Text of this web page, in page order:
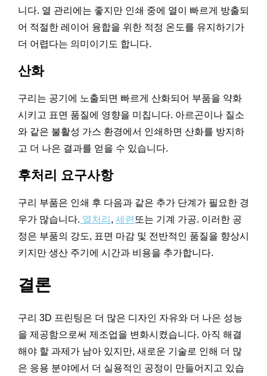
니다. 열 관리에는 좋지만 인쇄 중에 열이 빠르게 방출되
어 적절한 레이어 융합을 위한 적정 온도를 유지하기가
더 어렵다는 의미이기도 합니다.
산화
구리는 공기에 노출되면 빠르게 산화되어 부품을 약화
시키고 표면 품질에 영향을 미칩니다. 아르곤이나 질소
와 같은 불활성 가스 환경에서 인쇄하면 산화를 방지하
고 더 나은 결과를 얻을 수 있습니다.
후처리 요구사항
구리 부품은 인쇄 후 다음과 같은 추가 단계가 필요한 경
우가 많습니다. 열처리 , 세련 또는 기계 가공. 이러한 공
정은 부품의 강도, 표면 마감 및 전반적인 품질을 향상시
키지만 생산 주기에 시간과 비용을 추가합니다.
결론
구리 3D 프린팅은 더 많은 디자인 자유와 더 나은 성능
을 제공함으로써 제조업을 변화시켰습니다. 아직 해결
해야 할 과제가 남아 있지만, 새로운 기술로 인해 더 많
은 응용 분야에서 더 실용적인 공정이 만들어지고 있습